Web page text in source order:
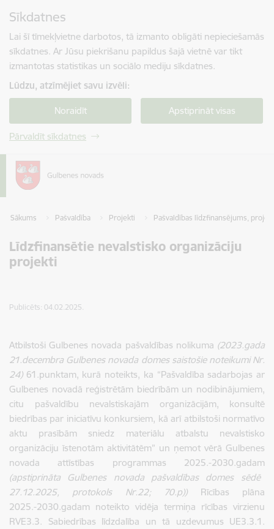
Sīkdatnes
Lai šī tīmekļvietne darbotos, tā izmanto obligāti nepieciešamās
sīkdatnes. Ar Jūsu piekrišanu papildus šajā vietnē var tikt
izmantotas statistikas un sociālo mediju sīkdatnes.
Lūdzu, atzīmējiet savu izvēli:
Noraidīt Apstiprināt visas
Pārvaldīt sīkdatnes
Sākums Pašvaldība Projekti Pašvaldības līdzfinansējums,
Līdzfinansētie nevalstisko organizāciju
projekti
Publicēts: 04.02.2025.
Atbilstoši Gulbenes novada pašvaldības nolikuma (2023.gada
21.decembra Gulbenes novada domes saistošie noteikumi Nr.
24) 61.punktam, kurā noteikts, ka “Pašvaldība sadarbojas ar
Gulbenes novadā reģistrētām biedrībām un nodibinājumiem,
citu pašvaldību nevalstiskajām organizācijām, konsultē
biedrības par iniciatīvu konkursiem, kā arī atbilstoši normatīvo
aktu prasībām sniedz materiālu atbalstu nevalstisko
organizāciju īstenotām aktivitātēm” un ņemot vērā Gulbenes
novada attīstības programmas 2025.-2030.gadam
(apstiprināta Gulbenes novada pašvaldības domes sēdē
27.12.2025, protokols Nr.22; 70.p)) Rīcības plāna
2025.-2030.gadam noteikto vidēja termiņa rīcības virzienu
RVE3.3. Sabiedrības līdzdalība un tā uzdevumus UE3.3.1.